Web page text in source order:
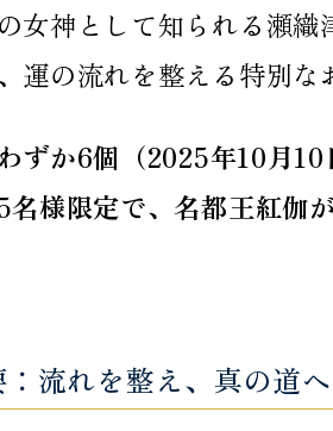
女神として知られる瀬
運の流れを整える特別な
ずか6個（2025年10月10
名様限定で、名都王紅伽
流れを整え、真の道